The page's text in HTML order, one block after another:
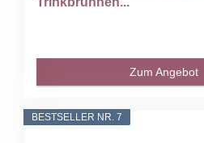
Zum Angebot
BESTSELLER NR. 7